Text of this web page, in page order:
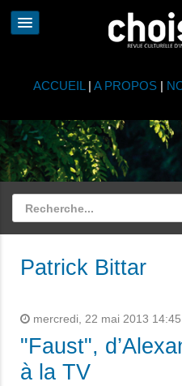
ACCUEIL | A PROPOS|
Patrick Bittar
mercredi, 22 mai 2013 14:45
"Faust",
à la TV